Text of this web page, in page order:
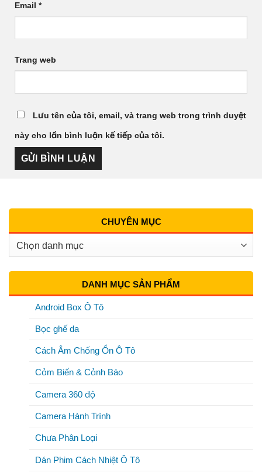
Email *
Trang web
Lưu tên của tôi, email, và trang web trong trình duyệt
này cho lần bình luận kế tiếp của tôi.
CHUYÊN MỤC
Chuyên
DANH MỤC SẢN PHẨM
Android Box Ô Tô
Bọc ghế da
Cách Âm Chống Ồn Ô Tô
Cảm Biến & Cảnh Báo
Camera 360 độ
Camera Hành Trình
Chưa Phân Loại
Dán Phim Cách Nhiệt Ô Tô